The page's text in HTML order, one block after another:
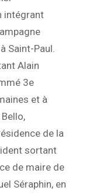
intégrant
Saint-Paul.
Alain
3e
et à
de la
sortant
de maire de
Séraphin, en